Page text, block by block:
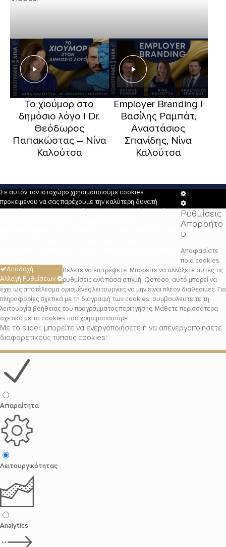
Το χιούμορ στο
δημόσιο λόγο | Dr.
Θεόδωρος
Παπακώστας – Νίνα
Καλούτσα
Employer Branding |
Βασίλης Ραμπάτ,
Αναστάσιος
Σπανίδης, Νίνα
Καλούτσα
Σε αυτόν τον ιστοχώρο χρησιμοποιούμε cookies
προκειμένου να σας παρέχουμε την καλύτερη δυνατή
Αποδοχή
Αλλαγή Ρυθμίσεων
Cookie
Box
Settings
Cookie
Box
Settings
Ρυθμίσεις
Απορρήτο
υ
Αποφασίστε
ποια cookies
θέλετε να επιτρέψετε. Μπορείτε να αλλάξετε αυτές τις
ρυθμίσεις ανά πάσα στιγμή. Ωστόσο, αυτό μπορεί να
έχει ως αποτέλεσμα ορισμένες λειτουργίες να μην είναι πλέον διαθέσιμες. Για
πληροφορίες σχετικά με τη διαγραφή των cookies, συμβουλευτείτε τη
λειτουργία βοήθειας του προγράμματος περιήγησης. Μάθετε περισσότερα
σχετικά με τα cookies που χρησιμοποιούμε.
Με το slider, μπορείτε να ενεργοποιήσετε ή να απενεργοποιήσετε
διαφορετικούς τύπους cookies:
Απαραίτητα
Λειτουργικότητας
Analytics